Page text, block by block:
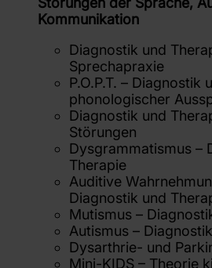
Kommunikation
Diagnostik und
Sprechapraxie
P.O.P.T. – Diagnostik
phonologischer
Diagnostik und
Störungen
Dysgrammatismus –
Therapie
Auditive
Diagnostik und
Mutismus –
Autismus –
Dysarthrie- und
Mini-KIDS – Theorie